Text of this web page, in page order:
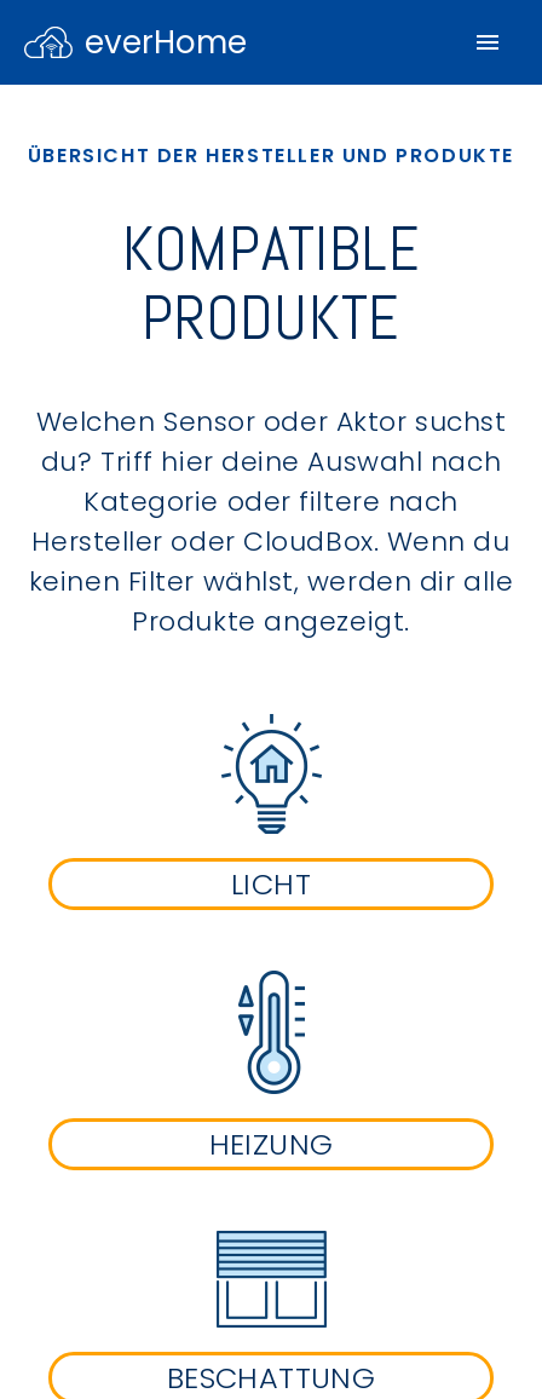
everHome
ÜBERSICHT DER HERSTELLER UND PRODUKTE
KOMPATIBLE
PRODUKTE
Welchen Sensor oder Aktor suchst
du? Triff hier deine Auswahl nach
Kategorie oder filtere nach
Hersteller oder CloudBox. Wenn du
keinen Filter wählst, werden dir alle
Produkte angezeigt.
LICHT
HEIZUNG
BESCHATTUNG